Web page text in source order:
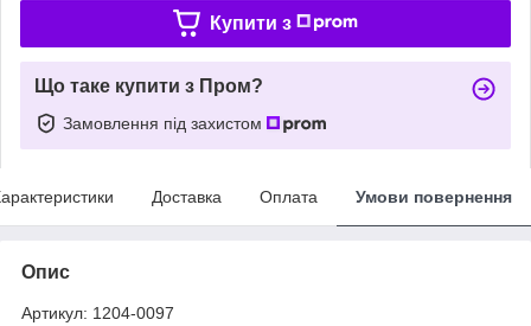
Купити з
Що таке купити з Пром?
Замовлення під захистом
Доставка Оплата Умови повернення
Опис
Артикул: 1204-0097